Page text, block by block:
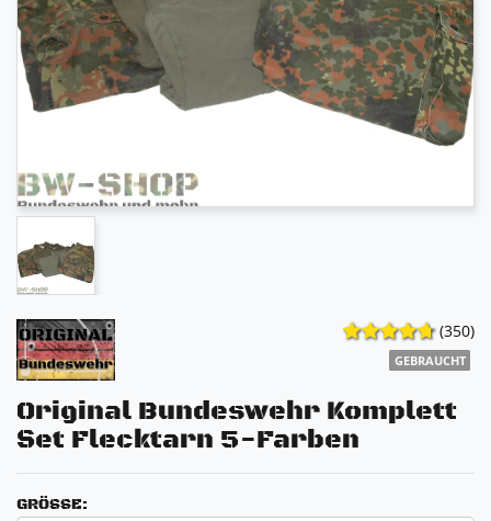
(350)
GEBRAUCHT
Original Bundeswehr Komplett
Set Flecktarn 5-Farben
GRÖSSE: